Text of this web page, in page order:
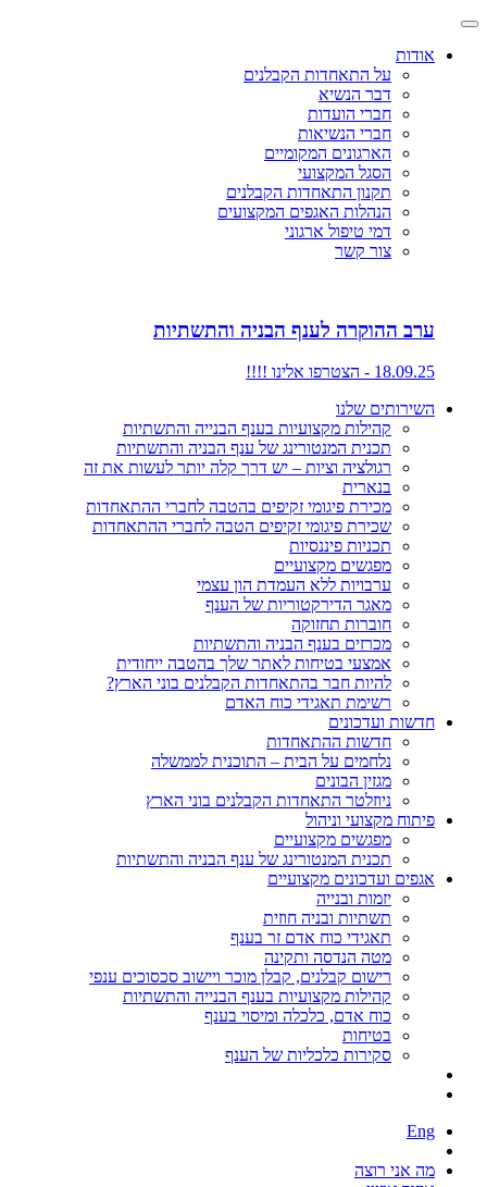
אודות
על התאחדות הקבלנים
דבר הנשיא
חברי הועדות
חברי הנשיאות
הארגונים המקומיים
הסגל המקצועי
תקנון התאחדות הקבלנים
הנהלות האגפים המקצועים
דמי טיפול ארגוני
צור קשר
ערב ההוקרה לענף הבניה והתשתיות
18.09.25 - הצטרפו אלינו !!!!
השירותים שלנו
קהילות מקצועיות בענף הבנייה והתשתיות
תכנית המנטורינג של ענף הבניה והתשתיות
רגולציה וציות – יש דרך קלה יותר לעשות את זה
בנארית
מכירת פיגומי זקיפים בהטבה לחברי ההתאחדות
שכירת פיגומי זקיפים הטבה לחברי ההתאחדות
תכניות פיננסיות
מפגשים מקצועיים
ערבויות ללא העמדת הון עצמי
מאגר הדירקטוריות של הענף
חוברות תחזוקה
מכרזים בענף הבניה והתשתיות
אמצעי בטיחות לאתר שלך בהטבה ייחודית
להיות חבר בהתאחדות הקבלנים בוני הארץ?
רשימת תאגידי כוח האדם
חדשות ועדכונים
חדשות ההתאחדות
נלחמים על הבית – התוכנית לממשלה
מגזין הבונים
ניוזלטר התאחדות הקבלנים בוני הארץ
פיתוח מקצועי וניהול
מפגשים מקצועיים
תכנית המנטורינג של ענף הבניה והתשתיות
אגפים ועדכונים מקצועיים
יזמות ובנייה
תשתיות ובניה חוזית
תאגידי כוח אדם זר בענף
מטה הנדסה ותקינה
רישום קבלנים, קבלן מוכר ויישוב סכסוכים ענפי
קהילות מקצועיות בענף הבנייה והתשתיות
כוח אדם, כלכלה ומיסוי בענף
בטיחות
סקירות כלכליות של הענף
Eng
מה אני רוצה